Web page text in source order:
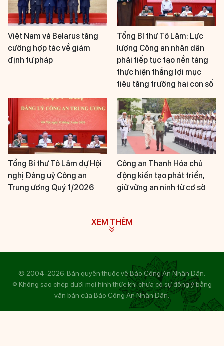
Việt Nam và Belarus tăng
cường hợp tác về giám
định tư pháp
Tổng Bí thư Tô Lâm: Lực
lượng Công an nhân dân
phải tiếp tục tạo nền tảng
thực hiện thắng lợi mục
tiêu tăng trưởng hai con số
Tổng Bí thư Tô Lâm dự Hội
nghị Đảng uỷ Công an
Trung ương Quý 1/2026
Công an Thanh Hóa chủ
động kiến tạo phát triển,
giữ vững an ninh từ cơ sở
XEM THÊM
© 2004-2026. Bản quyền thuộc về Báo Công An Nhân Dân.
® Không sao chép dưới mọi hình thức khi chưa có sự đồng ý bằng
văn bản của Báo Công An Nhân Dân.